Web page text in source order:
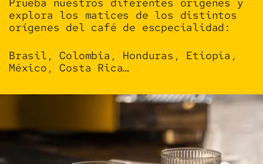
Prueba nuestros diferentes orígenes y
explora los matices de los distintos
orígenes del café de escpecialidad:
Brasil, Colombia, Honduras, Etiopía,
México, Costa Rica…